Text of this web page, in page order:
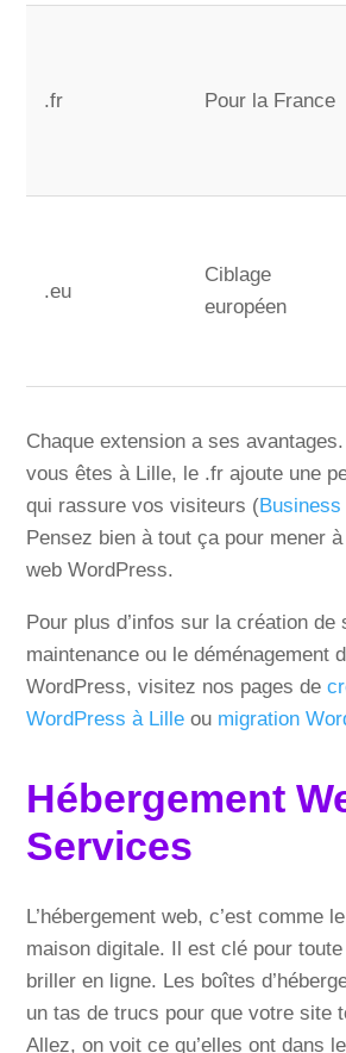
.fr Pour la France
.eu
Ciblage
européen
Chaque extension a ses
vous êtes à Lille, le .fr ajoute une
qui rassure vos visiteurs (
Pensez bien à tout ça pour mener
web WordPress.
Pour plus d’infos sur la création de
maintenance ou le déménagement
WordPress, visitez nos pages de
WordPress à Lille ou migration
Hébergement
Services
L’hébergement web, c’est comme
maison digitale. Il est clé pour
briller en ligne. Les boîtes
un tas de trucs pour que votre site
Allez, on voit ce qu’elles ont dans